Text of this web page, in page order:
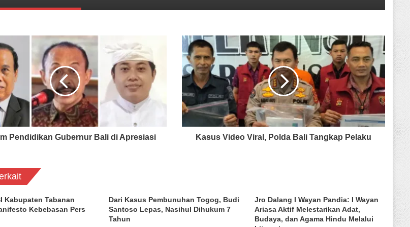
Pendidikan Gubernur Bali di Apresiasi Kasus Video Viral, Polda Bali Tangkap Pelaku
Kabupaten Tabanan
Kebebasan Pers
Dari Kasus Pembunuhan Togog, Budi
Santoso Lepas, Nasihul Dihukum 7
Tahun
Jro Dalang I Wayan Pandia: I Wayan
Ariasa Aktif Melestarikan Adat,
Budaya, dan Agama Hindu Melalui